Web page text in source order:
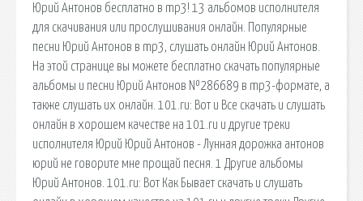
Юрий Антонов бесплатно в mp3! 13 альбомов исполнителя
для скачивания или прослушивания онлайн. Популярные
песни Юрий Антонов в mp3, слушать онлайн Юрий Антонов.
На этой странице вы можете бесплатно скачать популярные
альбомы и песни Юрий Антонов №286689 в mp3-формате, а
также слушать их онлайн. 101.ru: Вот и Все скачать и слушать
онлайн в хорошем качестве на 101.ru и другие треки
исполнителя Юрий Юрий Антонов - Лунная дорожка антонов
юрий не говорите мне прощай песня. 1 Другие альбомы
Юрий Антонов. 101.ru: Вот Как Бывает скачать и слушать